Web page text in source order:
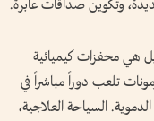
وتكوين صداقات عابرة.
هي محفزات كيميائية
تلعب دوراً مباشراً في
السياحة العلاجية،